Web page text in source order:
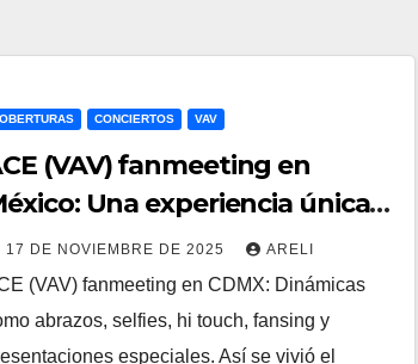
CONCIERTOS VAV
(VAV) fanmeeting en
Una experiencia única
VAMPZ
17 DE NOVIEMBRE DE 2025 ARELI
(VAV) fanmeeting en CDMX: Dinámicas
abrazos, selfies, hi touch, fansing y
especiales. Así se vivió el